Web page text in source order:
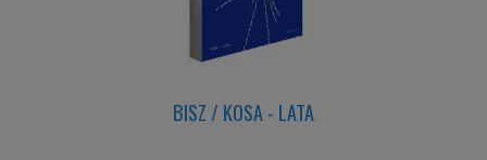
BISZ / KOSA - LATA